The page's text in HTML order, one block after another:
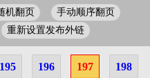
机翻页
手动顺序翻页
重新设置发布外链
195 196 197 198